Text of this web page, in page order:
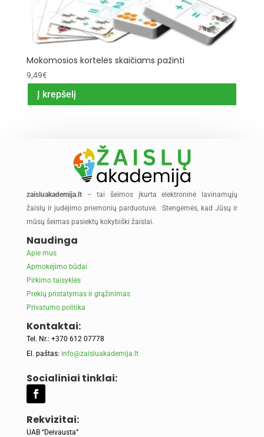
Mokomosios kortelės skaičiams pažinti
9,49€
Į krepšelį
zaisluakademija.lt
– tai šeimos įkurta elektroninė lavinamųjų
žaislų ir judėjimo priemonių parduotuvė. Stengėmės, kad Jūsų ir
mūsų šeimas pasiektų kokybiški žaislai.
Naudinga
Apie mus
Apmokėjimo būdai
Pirkimo taisyklės
Prekių pristatymas ir grąžinimas
Privatumo politika
Kontaktai:
Tel. Nr.: +370 612 07778
El. paštas: info@zaisluakademija.lt
Socialiniai tinklai:
Rekvizitai:
UAB “Deivausta”